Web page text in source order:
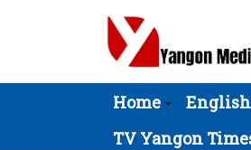
Home
TV Yangon